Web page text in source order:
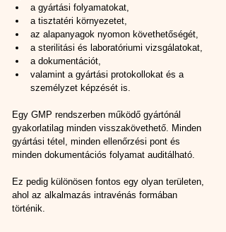
a gyártási folyamatokat,
a tisztatéri környezetet,
az alapanyagok nyomon követhetőségét,
a sterilitási és laboratóriumi vizsgálatokat,
a dokumentációt,
valamint a gyártási protokollokat és a
személyzet képzését is.
Egy GMP rendszerben működő gyártónál
gyakorlatilag minden visszakövethető. Minden
gyártási tétel, minden ellenőrzési pont és
minden dokumentációs folyamat auditálható.
Ez pedig különösen fontos egy olyan területen,
ahol az alkalmazás intravénás formában
történik.